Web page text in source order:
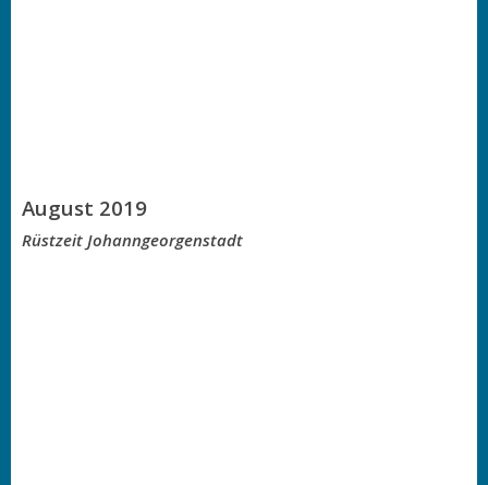
August 2019
Rüstzeit Johanngeorgenstadt